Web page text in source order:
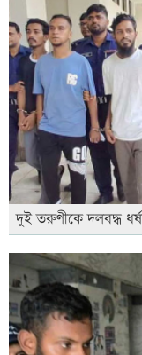
দুই তরুণীকে দলবদ্ধ